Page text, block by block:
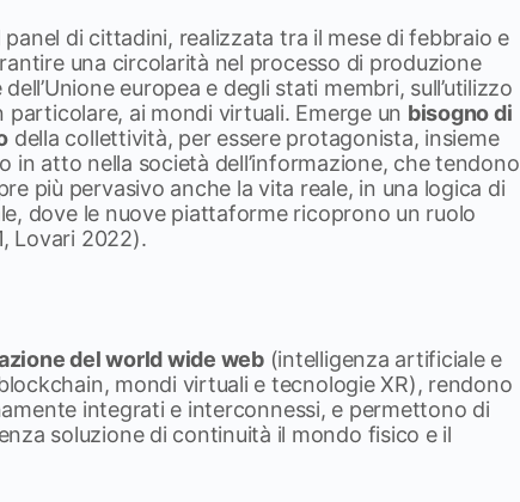
di cittadini, realizzata tra il mese di febbraio e
una circolarità nel processo di produzione
europea e degli stati membri, sull’utilizzo
particolare, ai mondi virtuali. Emerge un bisogno di
della collettività, per essere protagonista, insieme
in atto nella società dell’informazione, che tendono
più pervasivo anche la vita reale, in una logica di
dove le nuove piattaforme ricoprono un ruolo
Lovari 2022).
del world wide web(intelligenza artificiale e
mondi virtuali e tecnologie XR), rendono
integrati e interconnessi, e permettono di
soluzione di continuità il mondo fisico e il